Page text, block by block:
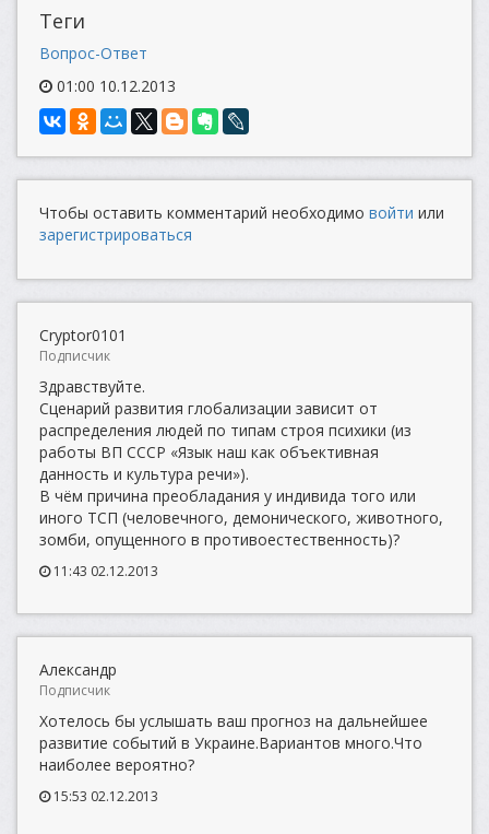
Теги
Вопрос-Ответ
01:00 10.12.2013
Чтобы оставить комментарий необходимо войти или
зарегистрироваться
Cryptor0101
Подписчик
Здравствуйте.
Сценарий развития глобализации зависит от
распределения людей по типам строя психики (из
работы ВП СССР «Язык наш как объективная
данность и культура речи»).
В чём причина преобладания у индивида того или
иного ТСП (человечного, демонического, животного,
зомби, опущенного в противоестественность)?
11:43 02.12.2013
Александр
Подписчик
Хотелось бы услышать ваш прогноз на дальнейшее
развитие событий в Украине.Вариантов много.Что
наиболее вероятно?
15:53 02.12.2013